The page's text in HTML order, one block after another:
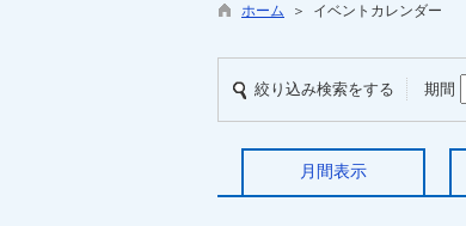
ホーム ＞ イベントカレンダー
絞り込み検索をする 期間
月間表示